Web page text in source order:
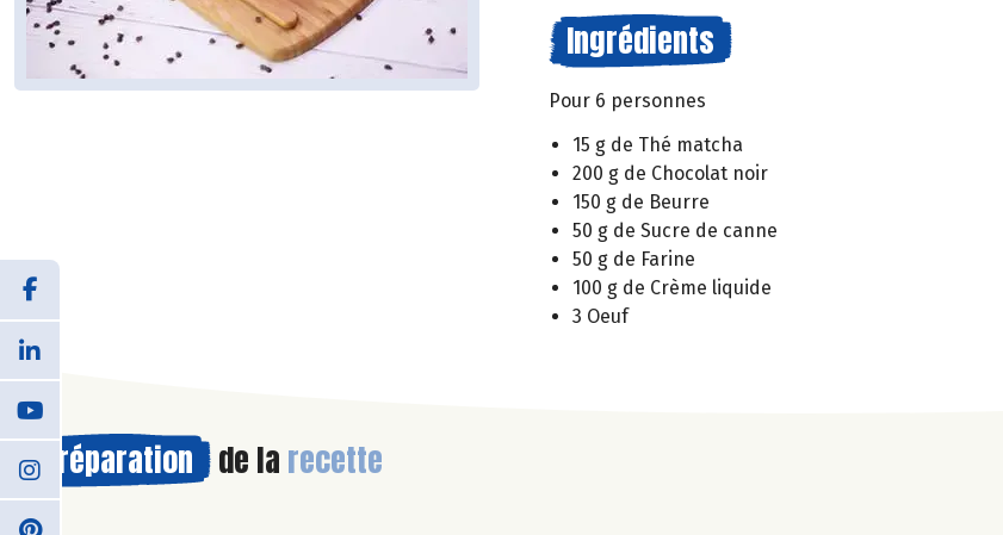
Ingrédients
Pour 6 personnes
15 g de Thé matcha
200 g de Chocolat noir
150 g de Beurre
50 g de Sucre de canne
50 g de Farine
100 g de Crème liquide
3 Oeuf
Préparation de la recette